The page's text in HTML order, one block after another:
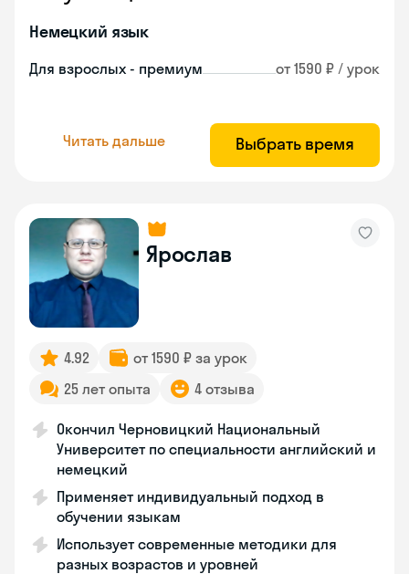
Немецкий язык
Для взрослых - премиум от 1590 ₽ / урок
Читать дальше Выбрать время
Ярослав
4.92
от 1590 ₽ за урок
25 лет опыта
4 отзыва
Окончил Черновицкий Национальный
Университет по специальности английский и
немецкий
Применяет индивидуальный подход в
обучении языкам
Использует современные методики для
разных возрастов и уровней